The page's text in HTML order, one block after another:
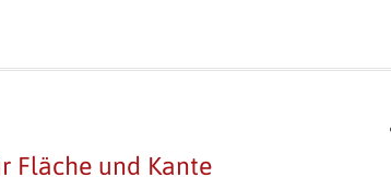
Fläche und Kante